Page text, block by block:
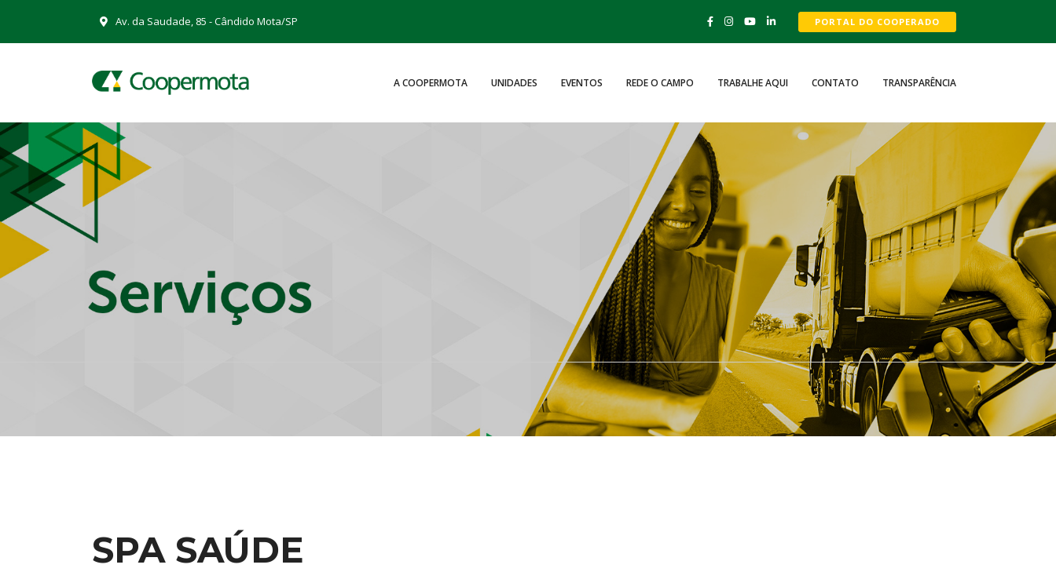
Av. da Saudade, 85 - Cândido Mota/SP PORTAL DO COOPERADO
A COOPERMOTA UNIDADES EVENTOS REDE O CAMPO TRABALHE AQUI CONTATO TRANSPARÊNCIA
SPA SAÚDE